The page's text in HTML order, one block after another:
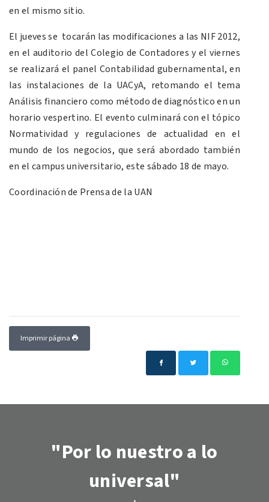
en el mismo sitio.
El jueves se tocarán las modificaciones a las NIF 2012,
en el auditorio del Colegio de Contadores y el viernes
se realizará el panel Contabilidad gubernamental, en
las instalaciones de la UACyA, retomando el tema
Análisis financiero como método de diagnóstico en un
horario vespertino. El evento culminará con el tópico
Normatividad y regulaciones de actualidad en el
mundo de los negocios, que será abordado también
en el campus universitario, este sábado 18 de mayo.
Coordinación de Prensa de la UAN
Imprimir página
"Por lo nuestro a lo
universal"